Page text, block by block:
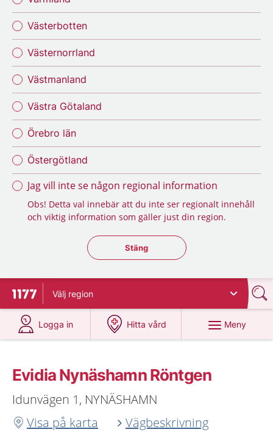
Västerbotten
Västernorrland
Västmanland
Västra Götaland
Örebro län
Östergötland
Jag vill inte se någon regional information
Obs! Detta val innebär att du inte ser regionalt innehåll
och viktig information som gäller just din region.
Stäng regionsväljaren
Stäng
Till startsidan för 1177
Välj region
Logga in
på 1177.se
Hitta vård
på 1177.se
Meny
Evidia Nynäshamn Röntgen
Idunvägen 1, NYNÄSHAMN
Visa på karta
Vägbeskrivning